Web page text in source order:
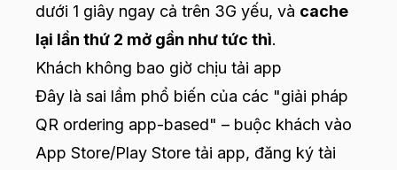
dưới 1 giây ngay cả trên 3G yếu, và cache
lại lần thứ 2 mở gần như tức thì.
Khách không bao giờ chịu tải app
Đây là sai lầm phổ biến của các "giải pháp
QR ordering app-based" – buộc khách vào
App Store/Play Store tải app, đăng ký tài